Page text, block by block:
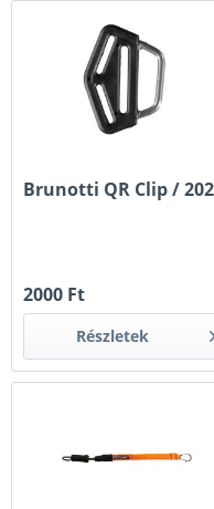
Brunotti QR Clip /
2000 Ft
Részletek